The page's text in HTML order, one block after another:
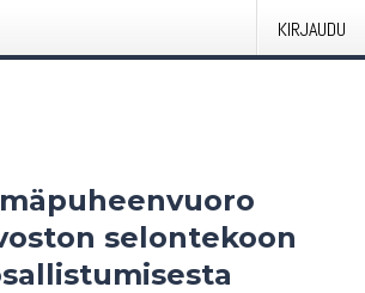
KIRJAUDU
selontekoon